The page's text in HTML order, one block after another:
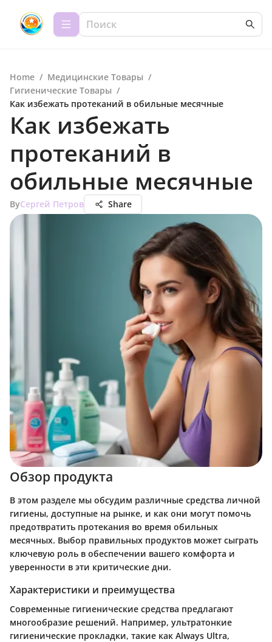
Home / Медицинские Товары /
Гигиенические Товары /
Как избежать протеканий в обильные месячные
Как избежать
протеканий в
обильные месячные
ByСергей Петров Share
Обзор продукта
В этом разделе мы обсудим различные средства личной
гигиены, доступные на рынке, и как они могут помочь
предотвратить протекания во время обильных
месячных. Выбор правильных продуктов может сыграть
ключевую роль в обеспечении вашего комфорта и
уверенности в эти критические дни.
Характеристики и преимущества
Современные гигиенические средства предлагают
многообразие решений. Например, ультратонкие
гигиенические прокладки, такие как Always Ultra,